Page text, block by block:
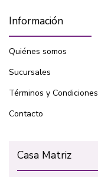
Información
Quiénes somos
Sucursales
Términos y Condiciones
Contacto
Casa Matriz